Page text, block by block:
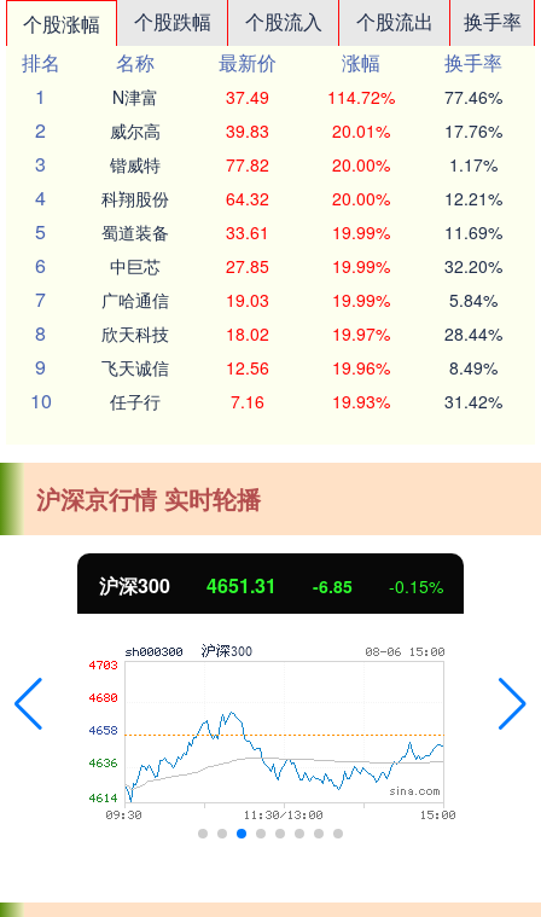
个股涨幅 个股跌幅 个股流入 个股流出
换手率
排名
名称 最新价 涨幅
换手率
1
N津富 37.49 114.72% 77.46%
2 威尔高 39.83 20.01% 17.76%
3 锴威特 77.82 20.00% 1.17%
4 科翔股份 64.32 20.00% 12.21%
5 蜀道装备 33.61 19.99% 11.69%
6 中巨芯 27.85 19.99% 32.20%
7 广哈通信 19.03 19.99% 5.84%
8 欣天科技 18.02 19.97% 28.44%
9 飞天诚信 12.56 19.96% 8.49%
10 任子行 7.16 19.93% 31.42%
沪深京行情 实时轮播
北证50 1122.88 3.42 0.30%